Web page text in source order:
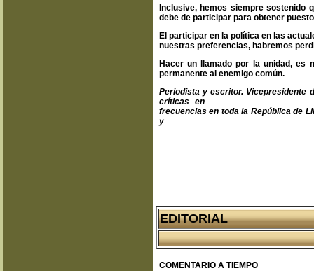
Inclusive, hemos siempre sostenido
debe de participar para obtener
El participar en la política en las
nuestras preferencias, habremos
Hacer un llamado por la unidad, es
permanente al enemigo común.
Periodista y escritor. Vicepresidente
críticas en
frecuencias en toda la República de
y
EDITORIAL
COMENTARIO A TIEMPO